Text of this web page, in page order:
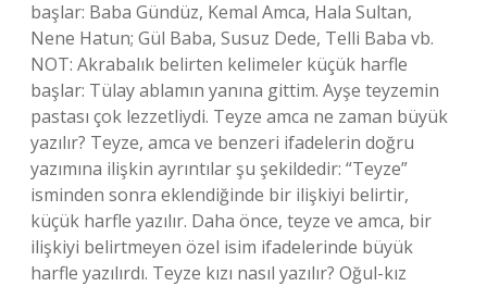
başlar: Baba Gündüz, Kemal Amca, Hala Sultan,
Nene Hatun; Gül Baba, Susuz Dede, Telli Baba vb.
NOT: Akrabalık belirten kelimeler küçük harfle
başlar: Tülay ablamın yanına gittim. Ayşe teyzemin
pastası çok lezzetliydi. Teyze amca ne zaman büyük
yazılır? Teyze, amca ve benzeri ifadelerin doğru
yazımına ilişkin ayrıntılar şu şekildedir: “Teyze”
isminden sonra eklendiğinde bir ilişkiyi belirtir,
küçük harfle yazılır. Daha önce, teyze ve amca, bir
ilişkiyi belirtmeyen özel isim ifadelerinde büyük
harfle yazılırdı. Teyze kızı nasıl yazılır? Oğul-kız